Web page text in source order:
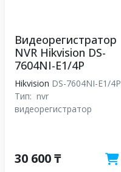
Видеорегистратор
NVR Hikvision DS-
7604NI-E1/4P
Hikvision DS-7604NI-E1/4P
Тип: nvr
видеорегистратор
30 600 ₸